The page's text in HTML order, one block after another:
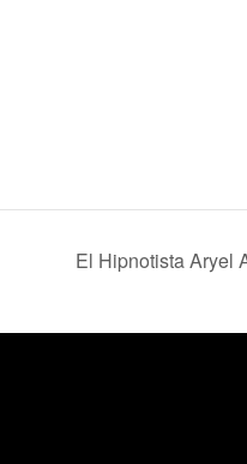
El Hipnotista Aryel